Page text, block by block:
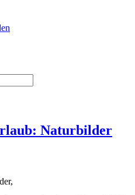
Naturbilder